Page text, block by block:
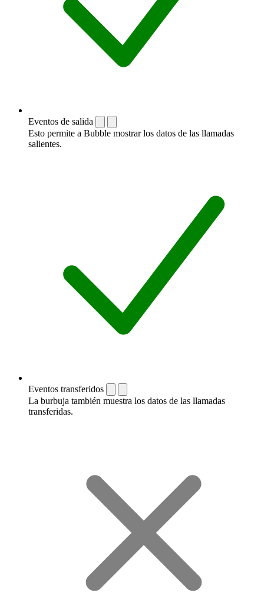
Eventos de salida
Esto permite a Bubble mostrar los datos de las llamadas
salientes.
Eventos transferidos
La burbuja también muestra los datos de las llamadas
transferidas.